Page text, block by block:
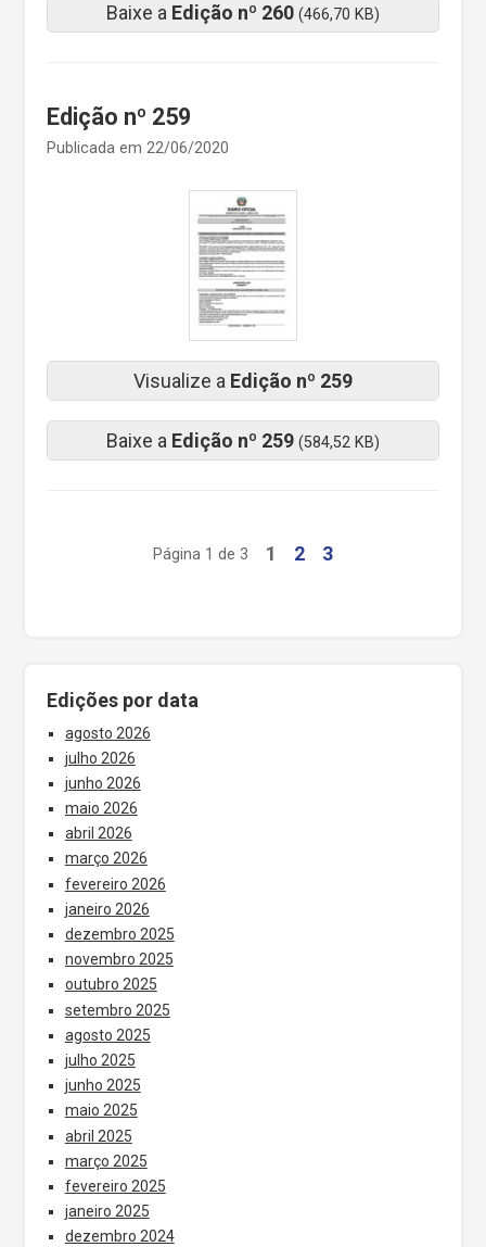
Baixe a Edição nº 260 (466,70 KB)
Edição nº 259
Publicada em 22/06/2020
Visualize a Edição nº 259
Baixe a Edição nº 259 (584,52 KB)
Página 1 de 3 1 2 3
Edições por data
agosto 2026
julho 2026
junho 2026
maio 2026
abril 2026
março 2026
fevereiro 2026
janeiro 2026
dezembro 2025
novembro 2025
outubro 2025
setembro 2025
agosto 2025
julho 2025
junho 2025
maio 2025
abril 2025
março 2025
fevereiro 2025
janeiro 2025
dezembro 2024